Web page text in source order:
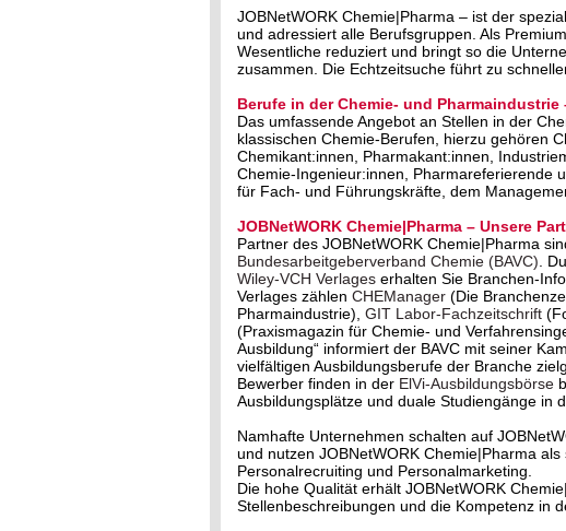
JOBNetWORK Chemie|Pharma – ist der
und adressiert alle Berufsgruppen. Als
Wesentliche reduziert und bringt so die
zusammen. Die Echtzeitsuche führt zu
Berufe in der Chemie- und Pharmaindustrie
Das umfassende Angebot an Stellen in der
klassischen Chemie-Berufen, hierzu gehören
Chemikant:innen, Pharmakant:innen,
Chemie-Ingenieur:innen, Pharmareferierende
für Fach- und Führungskräfte, dem
JOBNetWORK Chemie|Pharma – Unsere
Partner des JOBNetWORK Chemie|Pharma
Bundesarbeitgeberverband Chemie (BAVC).
Wiley-VCH Verlages erhalten Sie Branchen-
Verlages zählen CHEManager (Die
Pharmaindustrie), GIT Labor-Fachzeitschrift
(Praxismagazin für Chemie- und
Ausbildung“ informiert der BAVC mit seiner
vielfältigen Ausbildungsberufe der Branche
Bewerber finden in der ElVi-Ausbildungsbörse
Ausbildungsplätze und duale Studiengänge in
Namhafte Unternehmen schalten auf
und nutzen JOBNetWORK Chemie|Pharma
Personalrecruiting und Personalmarketing.
Die hohe Qualität erhält JOBNetWORK
Stellenbeschreibungen und die Kompetenz in